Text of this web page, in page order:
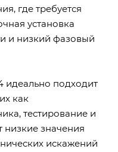
где требуется
установка
и низкий фазовый
идеально подходит
как
тестирование и
низкие значения
искажений